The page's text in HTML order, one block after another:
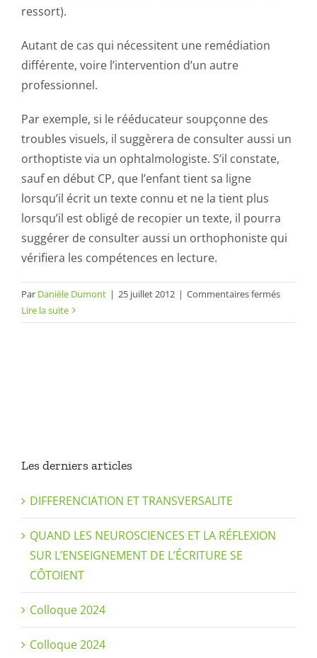
ressort).
Autant de cas qui nécessitent une remédiation
différente, voire l’intervention d’un autre
professionnel.
Par exemple, si le rééducateur soupçonne des
troubles visuels, il suggèrera de consulter aussi un
orthoptiste via un ophtalmologiste. S’il constate,
sauf en début CP, que l’enfant tient sa ligne
lorsqu’il écrit un texte connu et ne la tient plus
lorsqu’il est obligé de recopier un texte, il pourra
suggérer de consulter aussi un orthophoniste qui
vérifiera les compétences en lecture.
Par Danièle Dumont | 25 juillet 2012 | Commentaires ferméssur
devient-
Lire la suite
Les derniers articles
DIFFERENCIATION ET TRANSVERSALITE
QUAND LES NEUROSCIENCES ET LA RÉFLEXION
SUR L’ENSEIGNEMENT DE L’ÉCRITURE SE
CÔTOIENT
Colloque 2024
Colloque 2024